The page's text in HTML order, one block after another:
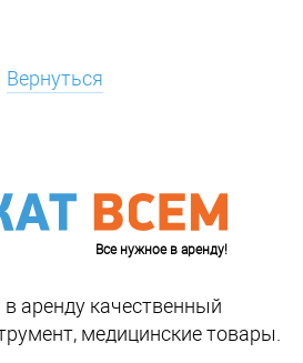
Вернуться
Все нужное в аренду!
аренду качественный
медицинские товары.